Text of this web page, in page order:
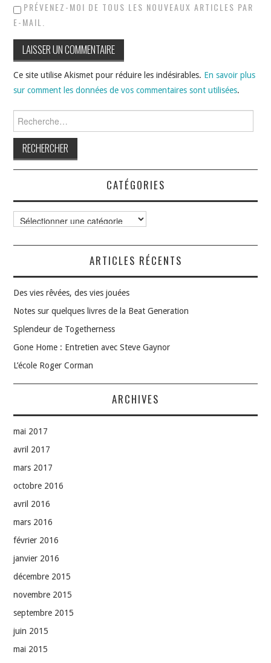
PRÉVENEZ-MOI DE TOUS LES NOUVEAUX ARTICLES PAR
E-MAIL.
Ce site utilise Akismet pour réduire les indésirables. En savoir plus
sur comment les données de vos commentaires sont utilisées.
Rechercher :
CATÉGORIES
Catégories
ARTICLES RÉCENTS
Des vies rêvées, des vies jouées
Notes sur quelques livres de la Beat Generation
Splendeur de Togetherness
Gone Home : Entretien avec Steve Gaynor
L’école Roger Corman
ARCHIVES
mai 2017
avril 2017
mars 2017
octobre 2016
avril 2016
mars 2016
février 2016
janvier 2016
décembre 2015
novembre 2015
septembre 2015
juin 2015
mai 2015